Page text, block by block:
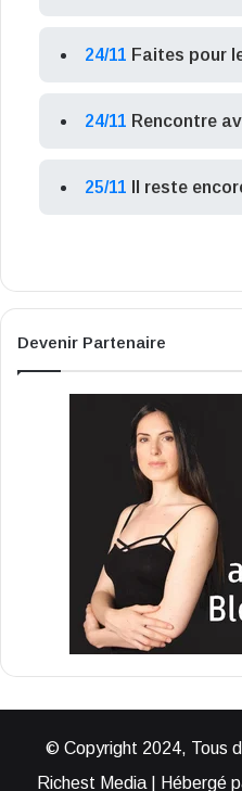
24/11 Faites pour
24/11 Rencontre
25/11 Il reste
Devenir Partenaire
© Copyright 2024, Tous
Richest Media | Hébergé